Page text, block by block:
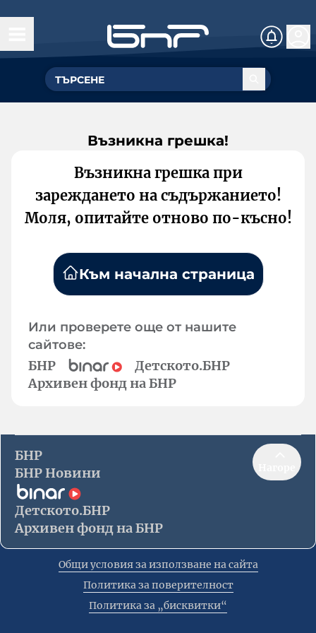
Възникна грешка!
Възникна грешка при
зареждането на съдържанието!
Моля, опитайте отново по-късно!
Към начална страница
Или проверете още от нашите
сайтове:
БНР
Детското.БНР
Архивен фонд на БНР
БНР
БНР Новини
Детското.БНР
Архивен фонд на БНР
Общи условия за използване на сайта
Политика за поверителност
Политика за „бисквитки“